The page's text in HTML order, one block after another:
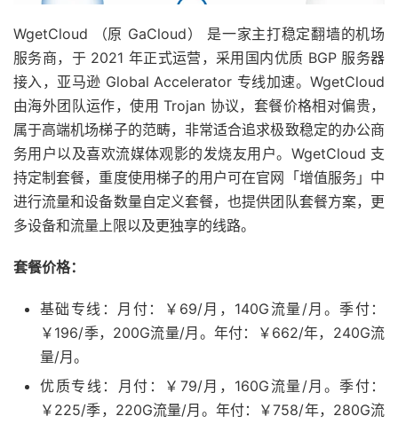
WgetCloud （原 GaCloud） 是一家主打稳定翻墙的机场
服务商，于 2021 年正式运营，采用国内优质 BGP 服务器
接入，亚马逊 Global Accelerator 专线加速。WgetCloud
由海外团队运作，使用 Trojan 协议，套餐价格相对偏贵，
属于高端机场梯子的范畴，非常适合追求极致稳定的办公商
务用户以及喜欢流媒体观影的发烧友用户。WgetCloud 支
持定制套餐，重度使用梯子的用户可在官网「增值服务」中
进行流量和设备数量自定义套餐，也提供团队套餐方案，更
多设备和流量上限以及更独享的线路。
套餐价格：
基础专线：月付：￥69/月，140G流量/月。季付：
￥196/季，200G流量/月。年付：￥662/年，240G流
量/月。
优质专线：月付：￥79/月，160G流量/月。季付：
￥225/季，220G流量/月。年付：￥758/年，280G流